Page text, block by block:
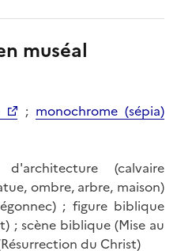
muséal
; monochrome (sépia)
(calvaire
ombre, arbre, maison)
; figure biblique
; scène biblique (Mise au
du Christ)